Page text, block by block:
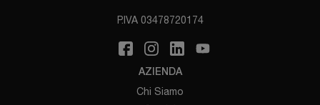
P.IVA 03478720174
AZIENDA
Chi Siamo